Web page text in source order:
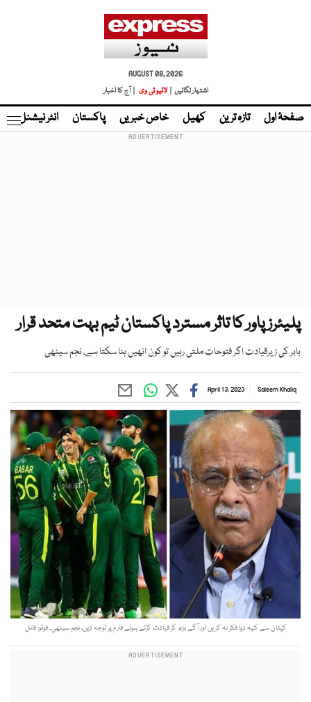
AUGUST 08, 2026
اشتہار لگائیں |
لائیو ٹی وی | آج کا اخبار
صفحۂ اول تازہ ترین کھیل خاص خبریں پاکستان انٹر نیشنل
پلیئرز پاور کا تاثر مسترد پاکستان ٹیم بہت متحد قرار
بابر کی زیرقیادت اگر فتوحات ملتی رہیں تو کون انھیں ہٹا سکتا ہے، نجم سیٹھی
Saleem Khaliq
April 13, 2023
کپتان سے کہہ دیا فکر نہ کریں اور آگے بڑھ کر قیادت کرتے ہوئے فارم پر توجہ دیں، نجم سیٹھی۔ فوٹو: فائل